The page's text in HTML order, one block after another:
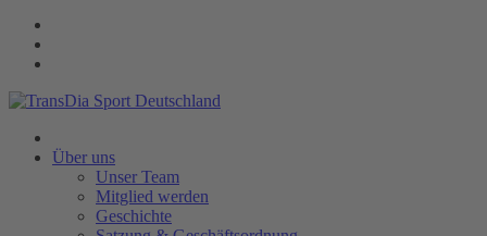
Über uns
Unser Team
Mitglied werden
Geschichte